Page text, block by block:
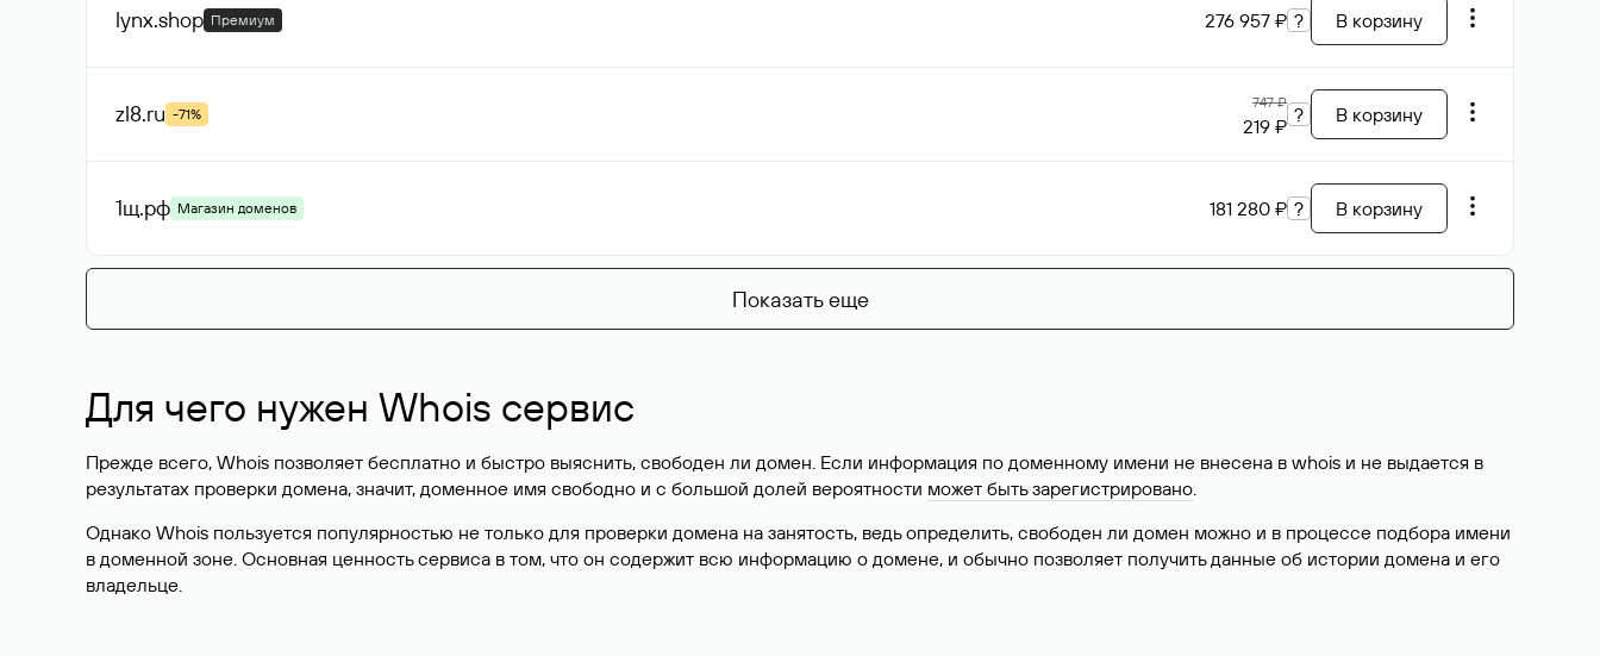
lynx.shop Премиум 276 957 ₽ ? В корзину
zl8.ru -71%
747 ₽
219 ₽ ? В корзину
1щ.рф Магазин доменов 181 280 ₽ ? В корзину
Показать еще
Для чего нужен Whois сервис
Прежде всего, Whois позволяет бесплатно и быстро выяснить, свободен ли домен. Если информация по доменному имени не внесена в whois и не выдается в
результатах проверки домена, значит, доменное имя свободно и с большой долей вероятности может быть зарегистрировано.
Однако Whois пользуется популярностью не только для проверки домена на занятость, ведь определить, свободен ли домен можно и в процессе подбора имени
в доменной зоне. Основная ценность сервиса в том, что он содержит всю информацию о домене, и обычно позволяет получить данные об истории домена и его
владельце.